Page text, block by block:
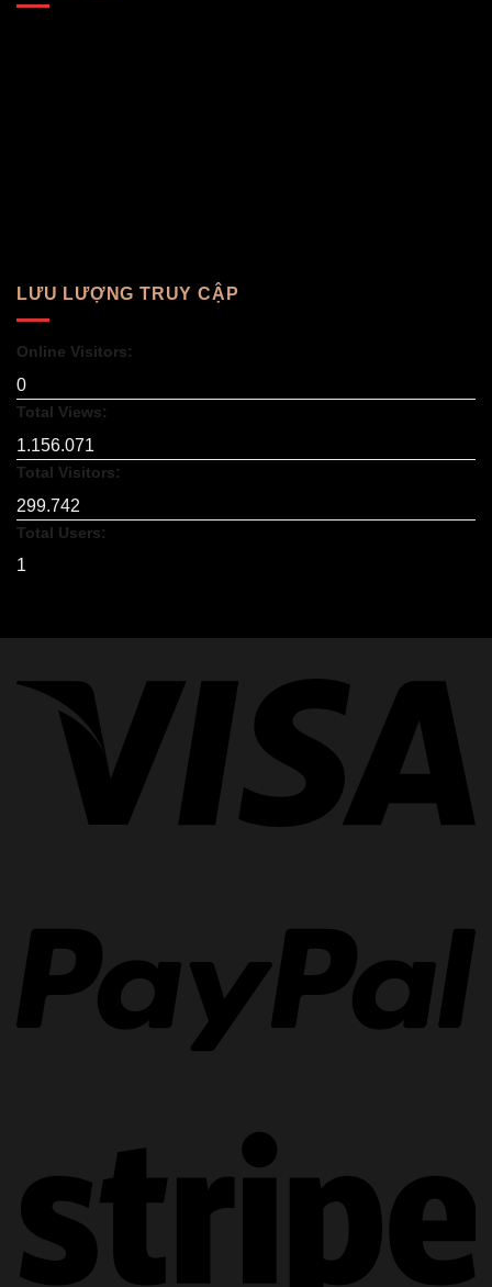
LƯU LƯỢNG TRUY CẬP
Online Visitors:
0
Total Views:
1.156.071
Total Visitors:
299.742
Total Users:
1